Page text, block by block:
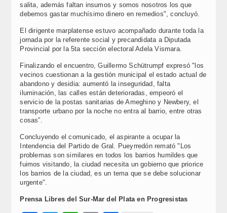
salita, además faltan insumos y somos nosotros los que
debemos gastar muchísimo dinero en remedios", concluyó.
El dirigente marplatense estuvo acompañado durante toda la
jornada por la referente social y precandidata a Diputada
Provincial por la 5ta sección electoral Adela Vismara.
Finalizando el encuentro, Guillermo Schütrumpf expresó "los
vecinos cuestionan a la gestión municipal el estado actual de
abandono y desidia: aumentó la inseguridad, falta
iluminación, las calles están deterioradas, empeoró el
servicio de la postas sanitarias de Ameghino y Newbery, el
transporte urbano por la noche no entra al barrio, entre otras
cosas”.
Concluyendo el comunicado, el aspirante a ocupar la
Intendencia del Partido de Gral. Pueyrredón remató "Los
problemas son similares en todos los barrios humildes que
fuimos visitando, la ciudad necesita un gobierno que priorice
los barrios de la ciudad, es un tema que se debe solucionar
urgente".
Prensa Libres del Sur-Mar del Plata en Progresistas